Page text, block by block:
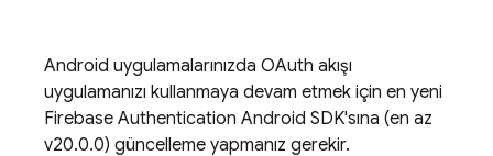
Android uygulamalarınızda OAuth akışı
uygulamanızı kullanmaya devam etmek için en yeni
Firebase Authentication Android SDK'sına (en az
v20.0.0) güncelleme yapmanız gerekir.